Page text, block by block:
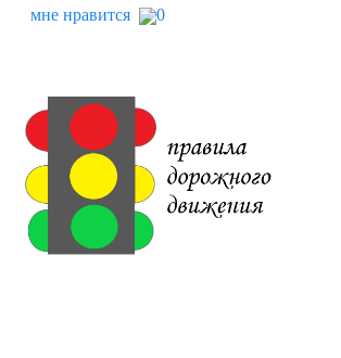
мне нравится 0